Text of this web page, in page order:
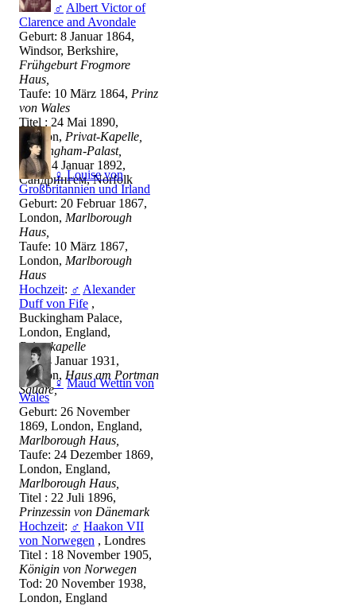
♂ Albert Victor of
Clarence and Avondale
Geburt: 8 Januar 1864,
Windsor, Berkshire,
Frühgeburt Frogmore
Haus,
Taufe: 10 März 1864, Prinz
von Wales
Titel : 24 Mai 1890,
London, Privat-Kapelle,
Buckingham-Palast,
Tod: 14 Januar 1892,
Сандрингем, Norfolk
♀ Louise von
Großbritannien und Irland
Geburt: 20 Februar 1867,
London, Marlborough
Haus,
Taufe: 10 März 1867,
London, Marlborough
Haus
Hochzeit: ♂ Alexander
Duff von Fife ,
Buckingham Palace,
London, England,
Privatkapelle
Tod: 4 Januar 1931,
London, Haus am Portman
Square,♀ Maud Wettin von
Wales
Geburt: 26 November
1869, London, England,
Marlborough Haus,
Taufe: 24 Dezember 1869,
London, England,
Marlborough Haus,
Titel : 22 Juli 1896,
Prinzessin von Dänemark
Hochzeit: ♂ Haakon VII
von Norwegen , Londres
Titel : 18 November 1905,
Königin von Norwegen
Tod: 20 November 1938,
London, England